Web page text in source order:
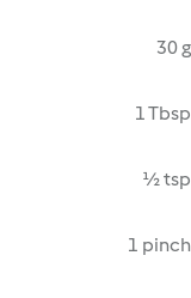
30 g
1 Tbsp
½ tsp
1 pinch